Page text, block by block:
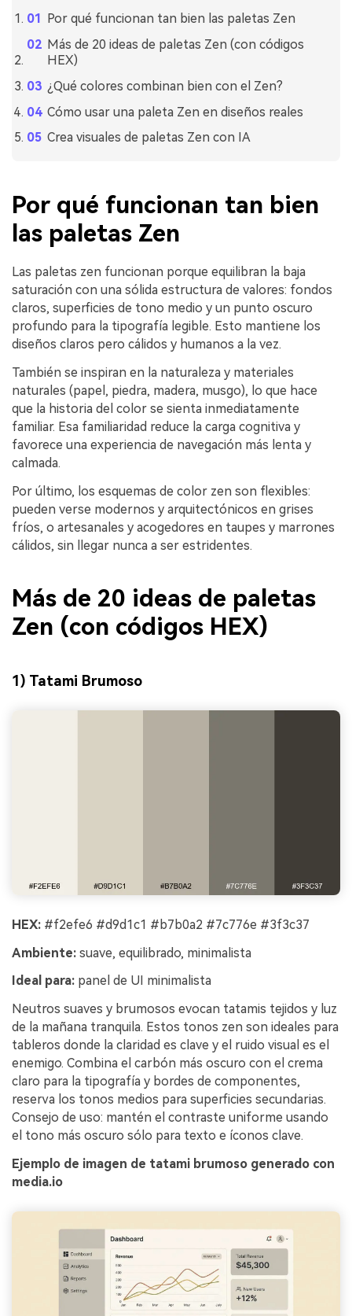
Por qué funcionan tan bien las paletas Zen
Más de 20 ideas de paletas Zen (con códigos
HEX)
¿Qué colores combinan bien con el Zen?
Cómo usar una paleta Zen en diseños reales
Crea visuales de paletas Zen con IA
Por qué funcionan tan bien
las paletas Zen
Las paletas zen funcionan porque equilibran la baja
saturación con una sólida estructura de valores: fondos
claros, superficies de tono medio y un punto oscuro
profundo para la tipografía legible. Esto mantiene los
diseños claros pero cálidos y humanos a la vez.
También se inspiran en la naturaleza y materiales
naturales (papel, piedra, madera, musgo), lo que hace
que la historia del color se sienta inmediatamente
familiar. Esa familiaridad reduce la carga cognitiva y
favorece una experiencia de navegación más lenta y
calmada.
Por último, los esquemas de color zen son flexibles:
pueden verse modernos y arquitectónicos en grises
fríos, o artesanales y acogedores en taupes y marrones
cálidos, sin llegar nunca a ser estridentes.
Más de 20 ideas de paletas
Zen (con códigos HEX)
1) Tatami Brumoso
HEX: #f2efe6 #d9d1c1 #b7b0a2 #7c776e #3f3c37
Ambiente: suave, equilibrado, minimalista
Ideal para: panel de UI minimalista
Neutros suaves y brumosos evocan tatamis tejidos y luz
de la mañana tranquila. Estos tonos zen son ideales para
tableros donde la claridad es clave y el ruido visual es el
enemigo. Combina el carbón más oscuro con el crema
claro para la tipografía y bordes de componentes,
reserva los tonos medios para superficies secundarias.
Consejo de uso: mantén el contraste uniforme usando
el tono más oscuro sólo para texto e íconos clave.
Ejemplo de imagen de tatami brumoso generado con
media.io